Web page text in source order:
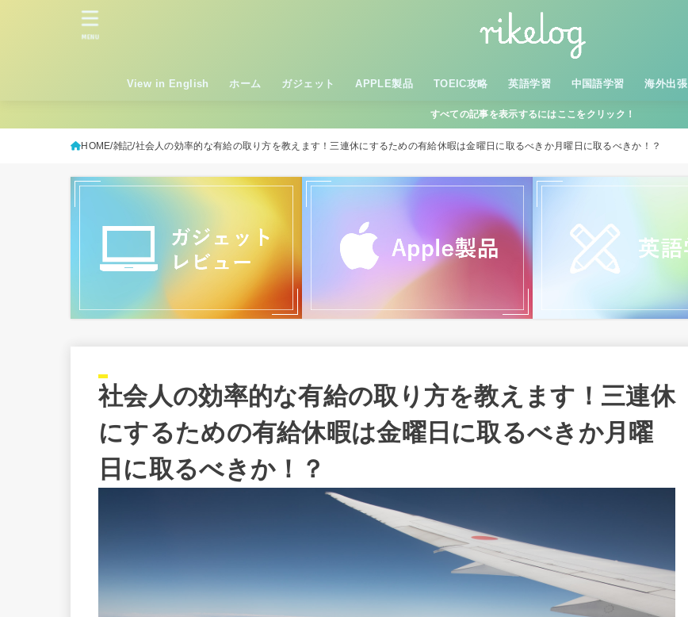
View in English ホーム ガジェット APPLE製品 TOEIC攻略 英語学習 中国語学習 海外出張
MENU
すべての記事を表示するにはここをクリック！
HOME 雑記 社会人の効率的な有給の取り方を教えます！三連休にするための有給休暇は金曜日に取るべきか月曜日に取るべきか！？
社会人の効率的な有給の取り方を教えます！三連休
にするための有給休暇は金曜日に取るべきか月曜
日に取るべきか！？